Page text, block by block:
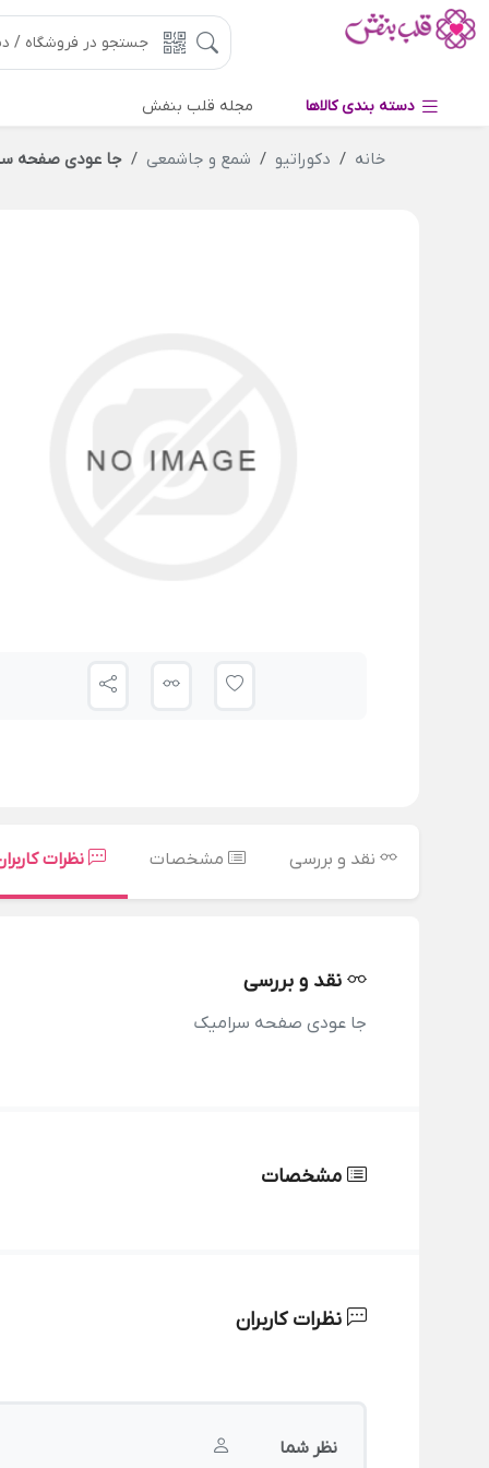
دسته بندی کالاها مجله قلب بنفش
خانه دکوراتیو شمع و جاشمعی جا عودی صفحه
نقد و بررسی مشخصات نظرات
نقد و بررسی
جا عودی صفحه سرامیک
مشخصات
نظرات کاربران
نظر شما